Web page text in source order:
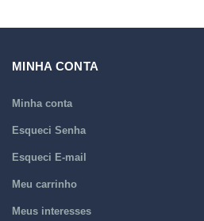
MINHA CONTA
Minha conta
Esqueci Senha
Esqueci E-mail
Meu carrinho
Meus interesses